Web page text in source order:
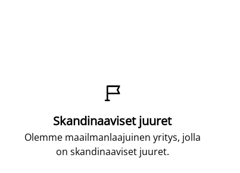

Skandinaaviset juuret
Olemme maailmanlaajuinen yritys, jolla
on skandinaaviset juuret.